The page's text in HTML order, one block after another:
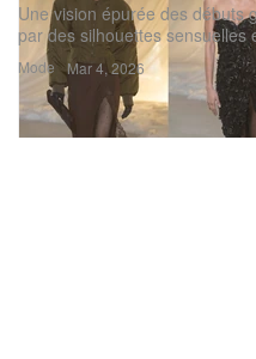
Mode
Une vision épurée des débuts
par des silhouettes sensuelles
Mar 4, 2026